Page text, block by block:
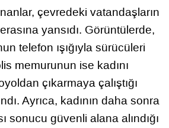
çevredeki vatandaşların
yansıdı. Görüntülerde,
telefon ışığıyla sürücüleri
memurunun ise kadını
çıkarmaya çalıştığı
Ayrıca, kadının daha sonra
sonucu güvenli alana alındığı